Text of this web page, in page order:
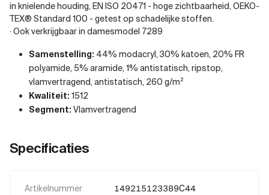
in knielende houding, EN ISO 20471 - hoge zichtbaarheid, OEKO-
TEX® Standard 100 - getest op schadelijke stoffen.
· Ook verkrijgbaar in damesmodel 7289
Samenstelling: 44% modacryl, 30% katoen, 20% FR
polyamide, 5% aramide, 1% antistatisch, ripstop,
vlamvertragend, antistatisch, 260 g/m²
Kwaliteit: 1512
Segment: Vlamvertragend
Specificaties
Artikelnummer 149215123389C44